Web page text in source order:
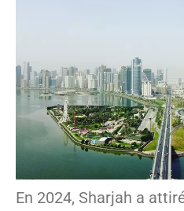
En 2024, Sharjah a